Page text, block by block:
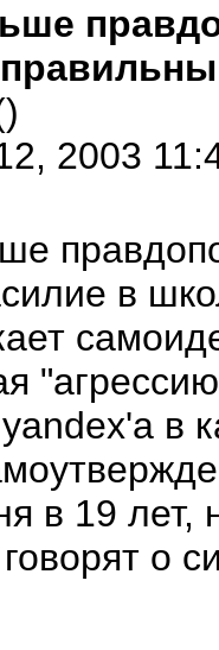
2003
в
в
в 19 лет,
о